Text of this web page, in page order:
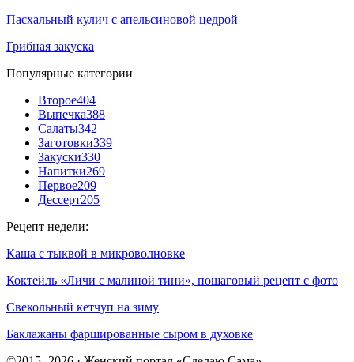
Пасхальный кулич с апельсиновой цедрой
Грибная закуска
Популярные категории
Второе404
Выпечка388
Салаты342
Заготовки339
Закуски330
Напитки269
Первое209
Дессерт205
Рецепт недели:
Каша с тыквой в микроволновке
Коктейль «Личи с малиной тини», пошаговый рецепт с фото
Свекольный кетчуп на зиму
Баклажаны фаршированные сыром в духовке